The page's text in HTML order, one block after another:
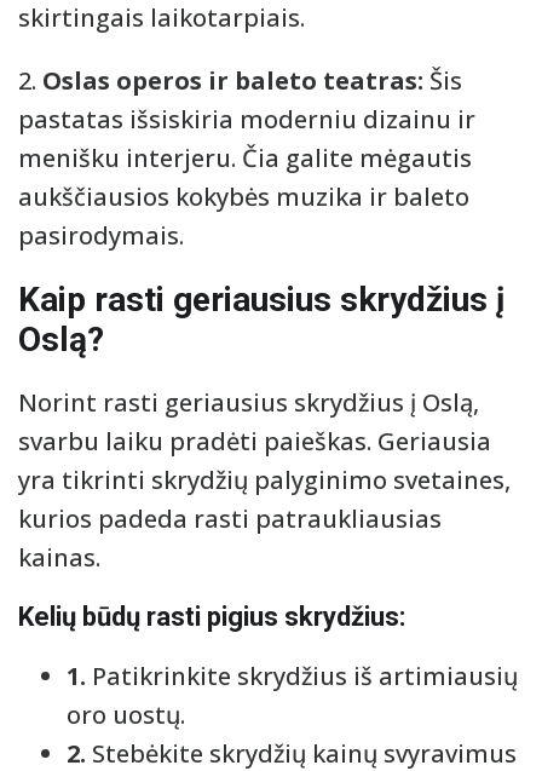
skirtingais laikotarpiais.
2. Oslas operos ir baleto teatras: Šis
pastatas išsiskiria moderniu dizainu ir
menišku interjeru. Čia galite mėgautis
aukščiausios kokybės muzika ir baleto
pasirodymais.
Kaip rasti geriausius skrydžius į
Oslą?
Norint rasti geriausius skrydžius į Oslą,
svarbu laiku pradėti paieškas. Geriausia
yra tikrinti skrydžių palyginimo svetaines,
kurios padeda rasti patraukliausias
kainas.
Kelių būdų rasti pigius skrydžius:
1. Patikrinkite skrydžius iš artimiausių
oro uostų.
2. Stebėkite skrydžių kainų svyravimus